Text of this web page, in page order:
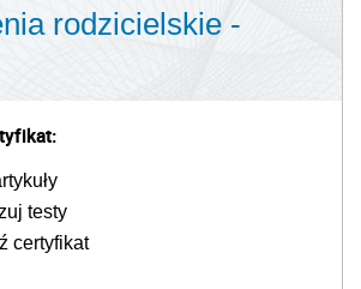
rodzicielskie -
testy
certyfikat